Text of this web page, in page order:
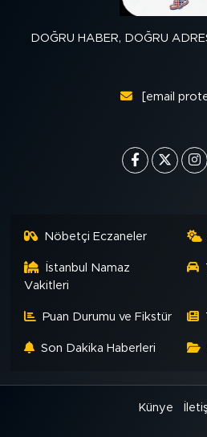
DOĞRU HABER, DOĞRU
[email
Nöbetçi Eczaneler
İstanbul Namaz
Vakitleri
Puan Durumu ve Fikstür
Son Dakika Haberleri
Künye